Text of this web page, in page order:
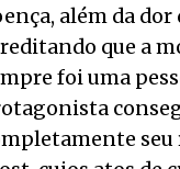
além da
que a
foi uma
seu